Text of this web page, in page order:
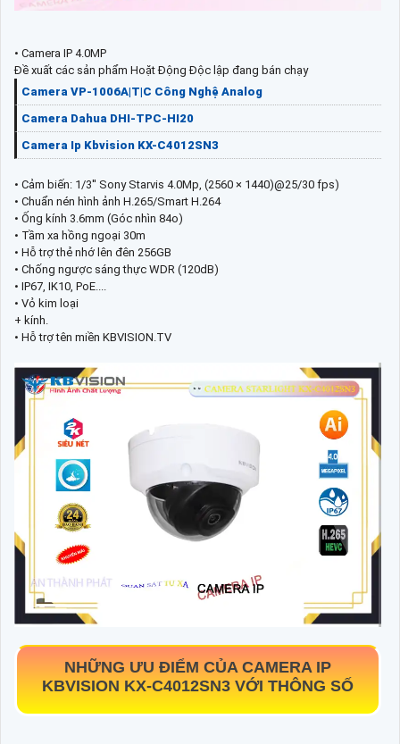
• Camera IP 4.0MP
Đề xuất các sản phẩm Hoặt Động Độc lập đang bán chạy
Camera VP-1006A|T|C Công Nghệ Analog
Camera Dahua DHI-TPC-HI20
Camera Ip Kbvision KX-C4012SN3
• Cảm biến: 1/3'' Sony Starvis 4.0Mp, (2560 × 1440)@25/30 fps)
• Chuẩn nén hình ảnh H.265/Smart H.264
• Ống kính 3.6mm (Góc nhìn 84o)
• Tầm xa hồng ngoại 30m
• Hỗ trợ thẻ nhớ lên đên 256GB
• Chống ngược sáng thực WDR (120dB)
• IP67, IK10, PoE....
• Vỏ kim loại
+ kính.
• Hỗ trợ tên miền KBVISION.TV
NHỮNG ƯU ĐIỂM CỦA CAMERA IP
KBVISION KX-C4012SN3 VỚI THÔNG SỐ